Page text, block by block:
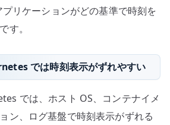
リケーションがどの基準で時刻を
す。
では時刻表示がずれやすい
では、ホスト OS、コンテナイメ
ン、ログ基盤で時刻表示がずれる